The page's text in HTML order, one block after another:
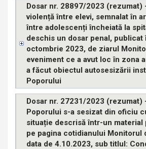
Dosar nr. 28897/2023 (rezumat)
violență între elevi, semnalat în
între adolescenți încheiată la
deschis un dosar penal, publicat
octombrie 2023, de ziarul
eveniment ce a avut loc în zona
a făcut obiectul autosesizării
Poporului
Dosar nr. 27231/2023 (rezumat)
Poporului s-a sesizat din oficiu
situație descrisă într-un material
pe pagina cotidianului Monitorul
data de 4.10.2023, sub titlul: